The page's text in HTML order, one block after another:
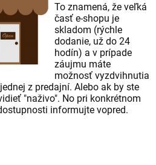
To znamená, že veľká
časť e-shopu je
skladom (rýchle
dodanie, už do 24
hodín) a v prípade
záujmu máte
možnosť vyzdvihnutia
z predajní. Alebo ak by ste
"naživo". No pri konkrétnom
informujte vopred.